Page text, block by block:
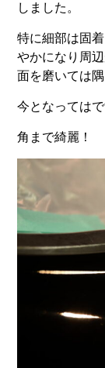
しました。
特に細部は固
やかになり周
面を磨いては
今となっては
角まで綺麗！